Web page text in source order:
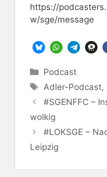
https://
w/sge/message
Kategorien
Podcast
Schlagwörter
Adler-Podcast,
#SGENFFC –
wolkig
#LOKSGE –
Leipzig